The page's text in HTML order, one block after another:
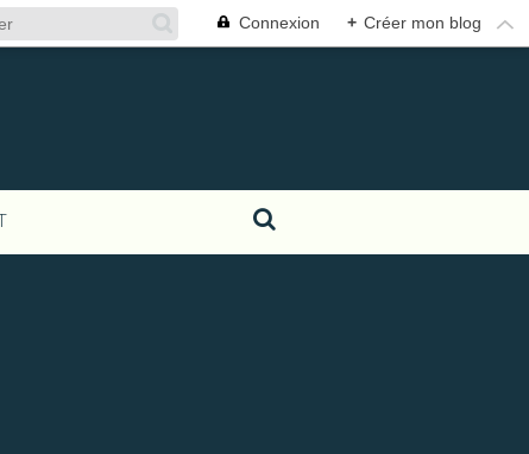
Connexion + Créer mon blog